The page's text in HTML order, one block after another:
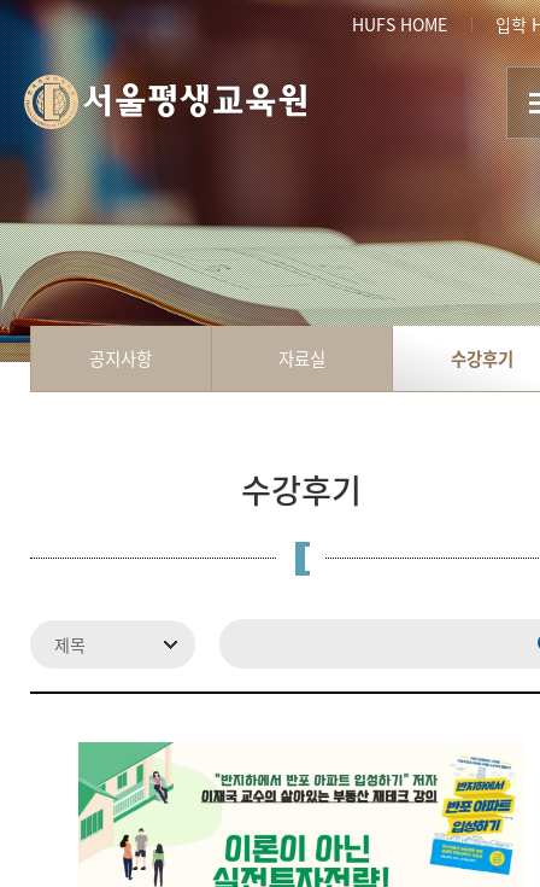
HUFS HOME 입학
서울평생교육원
공지사항 자료실 수강후기
수강후기